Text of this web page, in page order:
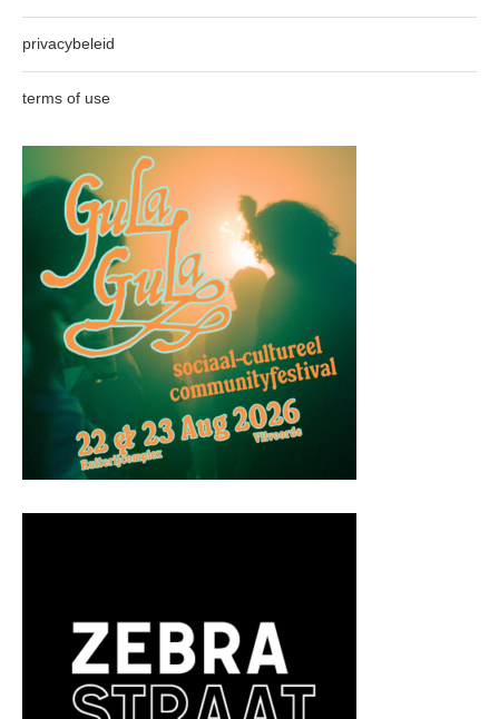
privacybeleid
terms of use